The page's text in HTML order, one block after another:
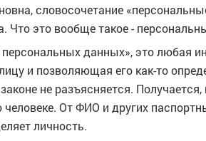
словосочетание
Что это вообще такое -
персональных данных», это любая
и позволяющая его как-то
не разъясняется.
От ФИО и других
личность.